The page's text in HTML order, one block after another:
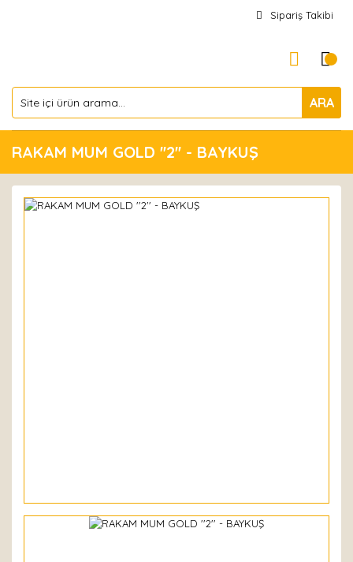
Sipariş Takibi
ARA
RAKAM MUM GOLD ''2'' - BAYKUŞ